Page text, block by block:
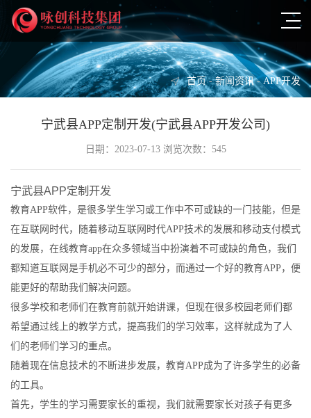
首页 - 新闻资讯 - APP开发
宁武县APP定制开发(宁武县APP开发公司)
日期：2023-07-13 浏览次数：545
宁武县APP定制开发
教育APP软件，是很多学生学习或工作中不可或缺的一门技能，但是
在互联网时代，随着移动互联网时代APP技术的发展和移动支付模式
的发展，在线教育app在众多领域当中扮演着不可或缺的角色，我们
都知道互联网是手机必不可少的部分，而通过一个好的教育APP，便
能更好的帮助我们解决问题。
很多学校和老师们在教育前就开始讲课，但现在很多校园老师们都
希望通过线上的教学方式，提高我们的学习效率，这样就成为了人
们的老师们学习的重点。
随着现在信息技术的不断进步发展，教育APP成为了许多学生的必备
的工具。
首先，学生的学习需要家长的重视，我们就需要家长对孩子有更多